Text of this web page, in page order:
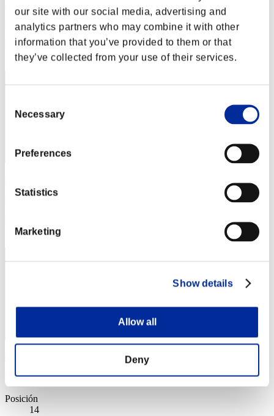
our site with our social media, advertising and
analytics partners who may combine it with other
information that you’ve provided to them or that
they’ve collected from your use of their services.
Selection
Necessary
Preferences
Statistics
Marketing
Show details
Allow all
Deny
Puntos:Lv:1/08'56"40
Posición
12
13
Puntos:Lv:1/13'42"07
Posición
14